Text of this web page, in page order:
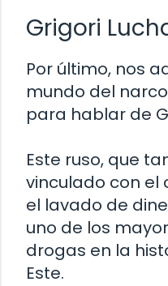
Grigori
Por último, nos
mundo del
para hablar de
Este ruso, que
vinculado con el
el lavado de
uno de los
drogas en la
Este.